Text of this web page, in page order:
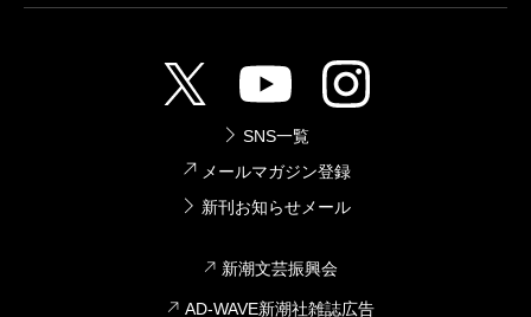
SNS一覧
メールマガジン登録
新刊お知らせメール
新潮文芸振興会
AD-WAVE新潮社雑誌広告